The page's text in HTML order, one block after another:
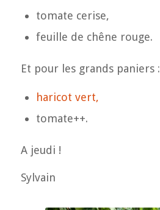
tomate cerise,
feuille de chêne rouge.
Et pour les grands paniers :
haricot vert,
tomate++.
A jeudi !
Sylvain